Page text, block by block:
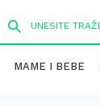
MAME I BEBE